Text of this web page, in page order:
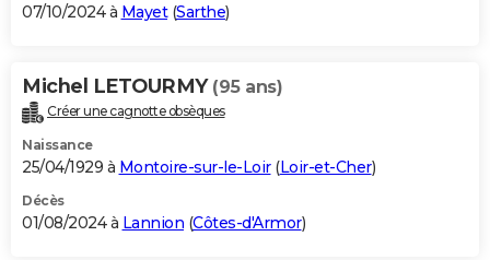
07/10/2024 à Mayet(Sarthe)
Michel LETOURMY (95 ans)
Créer une cagnotte obsèques
Naissance
25/04/1929 à Montoire-sur-le-Loir(Loir-et-Cher)
Décès
01/08/2024 à Lannion (Côtes-d'Armor)